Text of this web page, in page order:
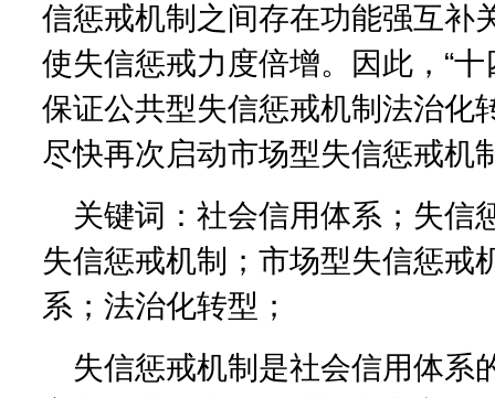
信惩戒机制之间存在功能强互补
使失信惩戒力度倍增。因此，“十
保证公共型失信惩戒机制法治化
尽快再次启动市场型失信惩戒机
关键词：社会信用体系；失信
失信惩戒机制；市场型失信惩戒
系；法治化转型；
失信惩戒机制是社会信用体系